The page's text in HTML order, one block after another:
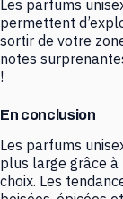
Les parfums
permettent
sortir de votre
notes
!
En conclusion
Les parfums
plus large grâce
choix. Les